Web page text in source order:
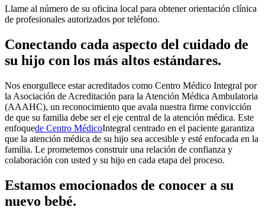
Llame al número de su oficina local para obtener orientación clínica
de profesionales autorizados por teléfono.
Conectando cada aspecto del cuidado de
su hijo con los más altos estándares.
Nos enorgullece estar acreditados como Centro Médico Integral por
la Asociación de Acreditación para la Atención Médica Ambulatoria
(AAAHC), un reconocimiento que avala nuestra firme convicción
de que su familia debe ser el eje central de la atención médica. Este
enfoquede Centro MédicoIntegral centrado en el paciente garantiza
que la atención médica de su hijo sea accesible y esté enfocada en la
familia. Le prometemos construir una relación de confianza y
colaboración con usted y su hijo en cada etapa del proceso.
Estamos emocionados de conocer a su
nuevo bebé.